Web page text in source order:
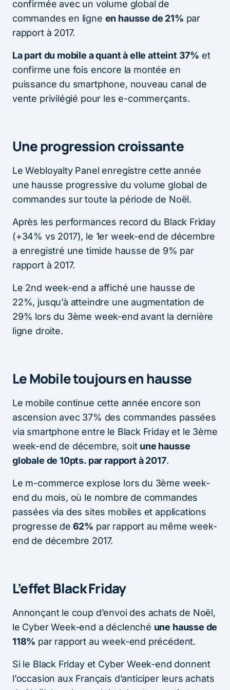
confirmée avec un volume global de
commandes en ligne en hausse de 21% par
rapport à 2017.
La part du mobile a quant à elle atteint 37% et
confirme une fois encore la montée en
puissance du smartphone, nouveau canal de
vente privilégié pour les e-commerçants.
Une progression croissante
Le Webloyalty Panel enregistre cette année
une hausse progressive du volume global de
commandes sur toute la période de Noël.
Après les performances record du Black Friday
(+34% vs 2017), le 1er week-end de décembre
a enregistré une timide hausse de 9% par
rapport à 2017.
Le 2nd week-end a affiché une hausse de
22%, jusqu’à atteindre une augmentation de
29% lors du 3ème week-end avant la dernière
ligne droite.
Le Mobile toujours en hausse
Le mobile continue cette année encore son
ascension avec 37% des commandes passées
via smartphone entre le Black Friday et le 3ème
week-end de décembre, soit une hausse
globale de 10pts. par rapport à 2017.
Le m-commerce explose lors du 3ème week-
end du mois, où le nombre de commandes
passées via des sites mobiles et applications
progresse de 62% par rapport au même week-
end de décembre 2017.
L’effet Black Friday
Annonçant le coup d’envoi des achats de Noël,
le Cyber Week-end a déclenché une hausse de
118% par rapport au week-end précédent.
Si le Black Friday et Cyber Week-end donnent
l’occasion aux Français d’anticiper leurs achats